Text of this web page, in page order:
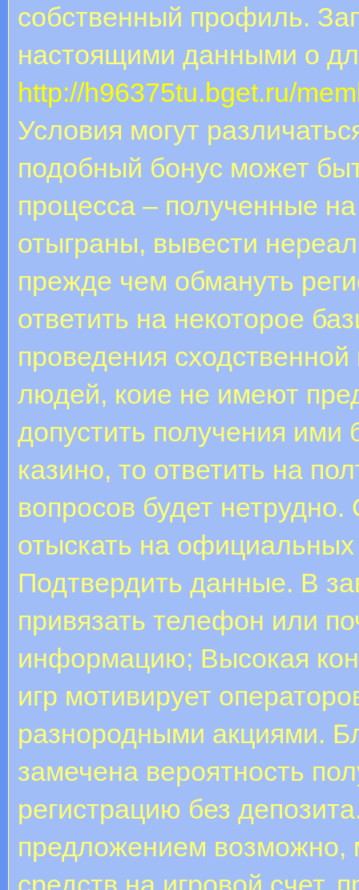
собственный профиль.
настоящими данными о
http://h96375tu.bget.ru/
Условия могут
подобный бонус может
процесса – полученные на
отыграны, вывести
прежде чем обмануть
ответить на некоторое
проведения
людей, коие не имеют
допустить получения ими
казино, то ответить на
вопросов будет
отыскать на
Подтвердить данные. В
привязать телефон или
информацию; Высокая
игр мотивирует
разнородными акциями.
замечена вероятность
регистрацию без
предложением возможно,